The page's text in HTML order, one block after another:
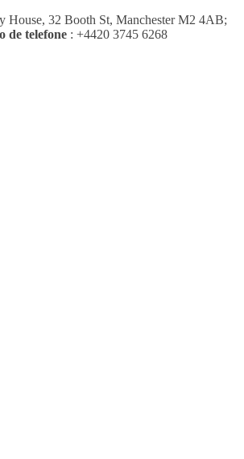
House, 32 Booth St, Manchester M2 4AB;
de telefone: +4420 3745 6268